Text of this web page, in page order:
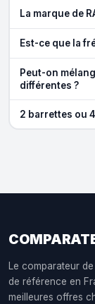
La marque de
Est-ce que la
Peut-on
différentes ?
2 barrettes ou
Le comparateur
de référence en
meilleures offres